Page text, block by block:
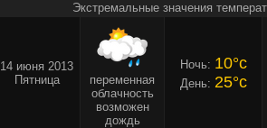
Экстремальные значения
14 июня 2013
Пятница
переменная
облачность
возможен
дождь
Ночь: 10°c
День: 25°c